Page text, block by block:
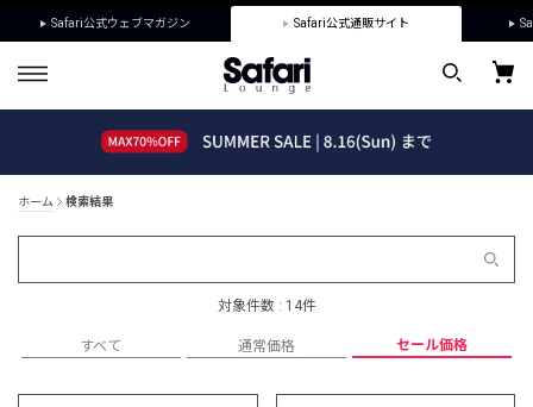
Safari公式ウェブマガジン Safari公式通販サイト
ホーム 検索結果
対象件数 : 14件
すべて 通常価格 セール価格